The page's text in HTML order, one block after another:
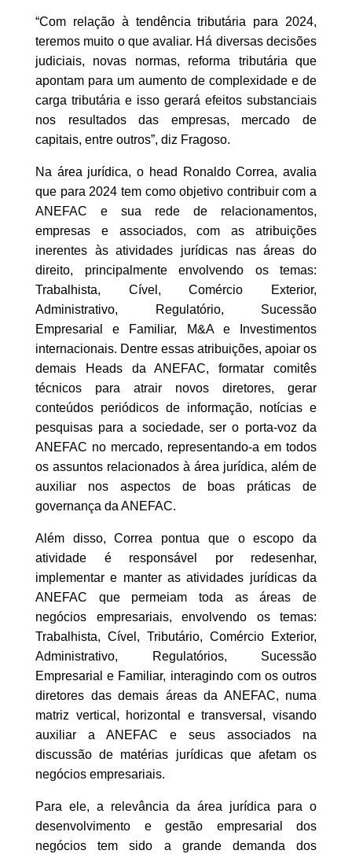
“Com relação à tendência tributária para 2024,
teremos muito o que avaliar. Há diversas decisões
judiciais, novas normas, reforma tributária que
apontam para um aumento de complexidade e de
carga tributária e isso gerará efeitos substanciais
nos resultados das empresas, mercado de
capitais, entre outros”, diz Fragoso.
Na área jurídica, o head Ronaldo Correa, avalia
que para 2024 tem como objetivo contribuir com a
ANEFAC e sua rede de relacionamentos,
empresas e associados, com as atribuições
inerentes às atividades jurídicas nas áreas do
direito, principalmente envolvendo os temas:
Trabalhista, Cível, Comércio Exterior,
Administrativo, Regulatório, Sucessão
Empresarial e Familiar, M&A e Investimentos
internacionais. Dentre essas atribuições, apoiar os
demais Heads da ANEFAC, formatar comitês
técnicos para atrair novos diretores, gerar
conteúdos periódicos de informação, notícias e
pesquisas para a sociedade, ser o porta-voz da
ANEFAC no mercado, representando-a em todos
os assuntos relacionados à área jurídica, além de
auxiliar nos aspectos de boas práticas de
governança da ANEFAC.
Além disso, Correa pontua que o escopo da
atividade é responsável por redesenhar,
implementar e manter as atividades jurídicas da
ANEFAC que permeiam toda as áreas de
negócios empresariais, envolvendo os temas:
Trabalhista, Cível, Tributário, Comércio Exterior,
Administrativo, Regulatórios, Sucessão
Empresarial e Familiar, interagindo com os outros
diretores das demais áreas da ANEFAC, numa
matriz vertical, horizontal e transversal, visando
auxiliar a ANEFAC e seus associados na
discussão de matérias jurídicas que afetam os
negócios empresariais.
Para ele, a relevância da área jurídica para o
desenvolvimento e gestão empresarial dos
negócios tem sido a grande demanda dos